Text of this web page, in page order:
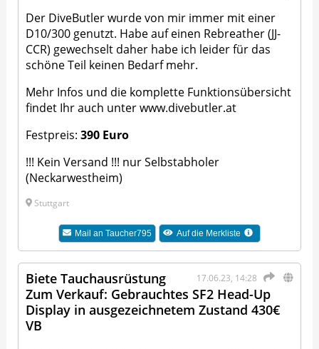
Der DiveButler wurde von mir immer mit einer
D10/300 genutzt. Habe auf einen Rebreather (JJ-
CCR) gewechselt daher habe ich leider für das
schöne Teil keinen Bedarf mehr.
Mehr Infos und die komplette Funktionsübersicht
findet Ihr auch unterwww.divebutler.at
Festpreis:390 Euro
!!! Kein Versand !!! nur Selbstabholer
(Neckarwestheim)
Stuttgart
Mail an Taucher795 Auf die Merkliste
17.06.23, 14:28
Biete Tauchausrüstung
Zum Verkauf: Gebrauchtes SF2 Head-Up
Display in ausgezeichnetem Zustand 430€
VB